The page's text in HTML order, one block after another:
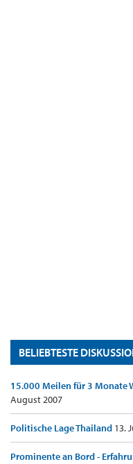
BELIEBTESTE
15.000 Meilen für 3 Monate
August 2007
Politische Lage Thailand 13.
Prominente an Bord -